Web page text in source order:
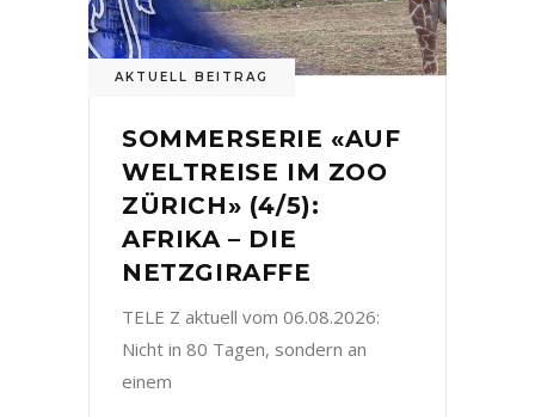
AKTUELL BEITRAG
SOMMERSERIE «AUF
WELTREISE IM ZOO
ZÜRICH» (4/5):
AFRIKA – DIE
NETZGIRAFFE
TELE Z aktuell vom 06.08.2026:
Nicht in 80 Tagen, sondern an
einem